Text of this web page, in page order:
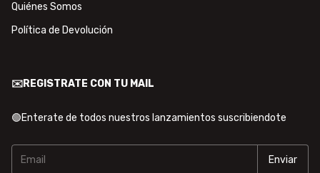
Quiénes Somos
Política de Devolución
✉️REGISTRATE CON TU MAIL
🟢Enterate de todos nuestros lanzamientos suscribiendote